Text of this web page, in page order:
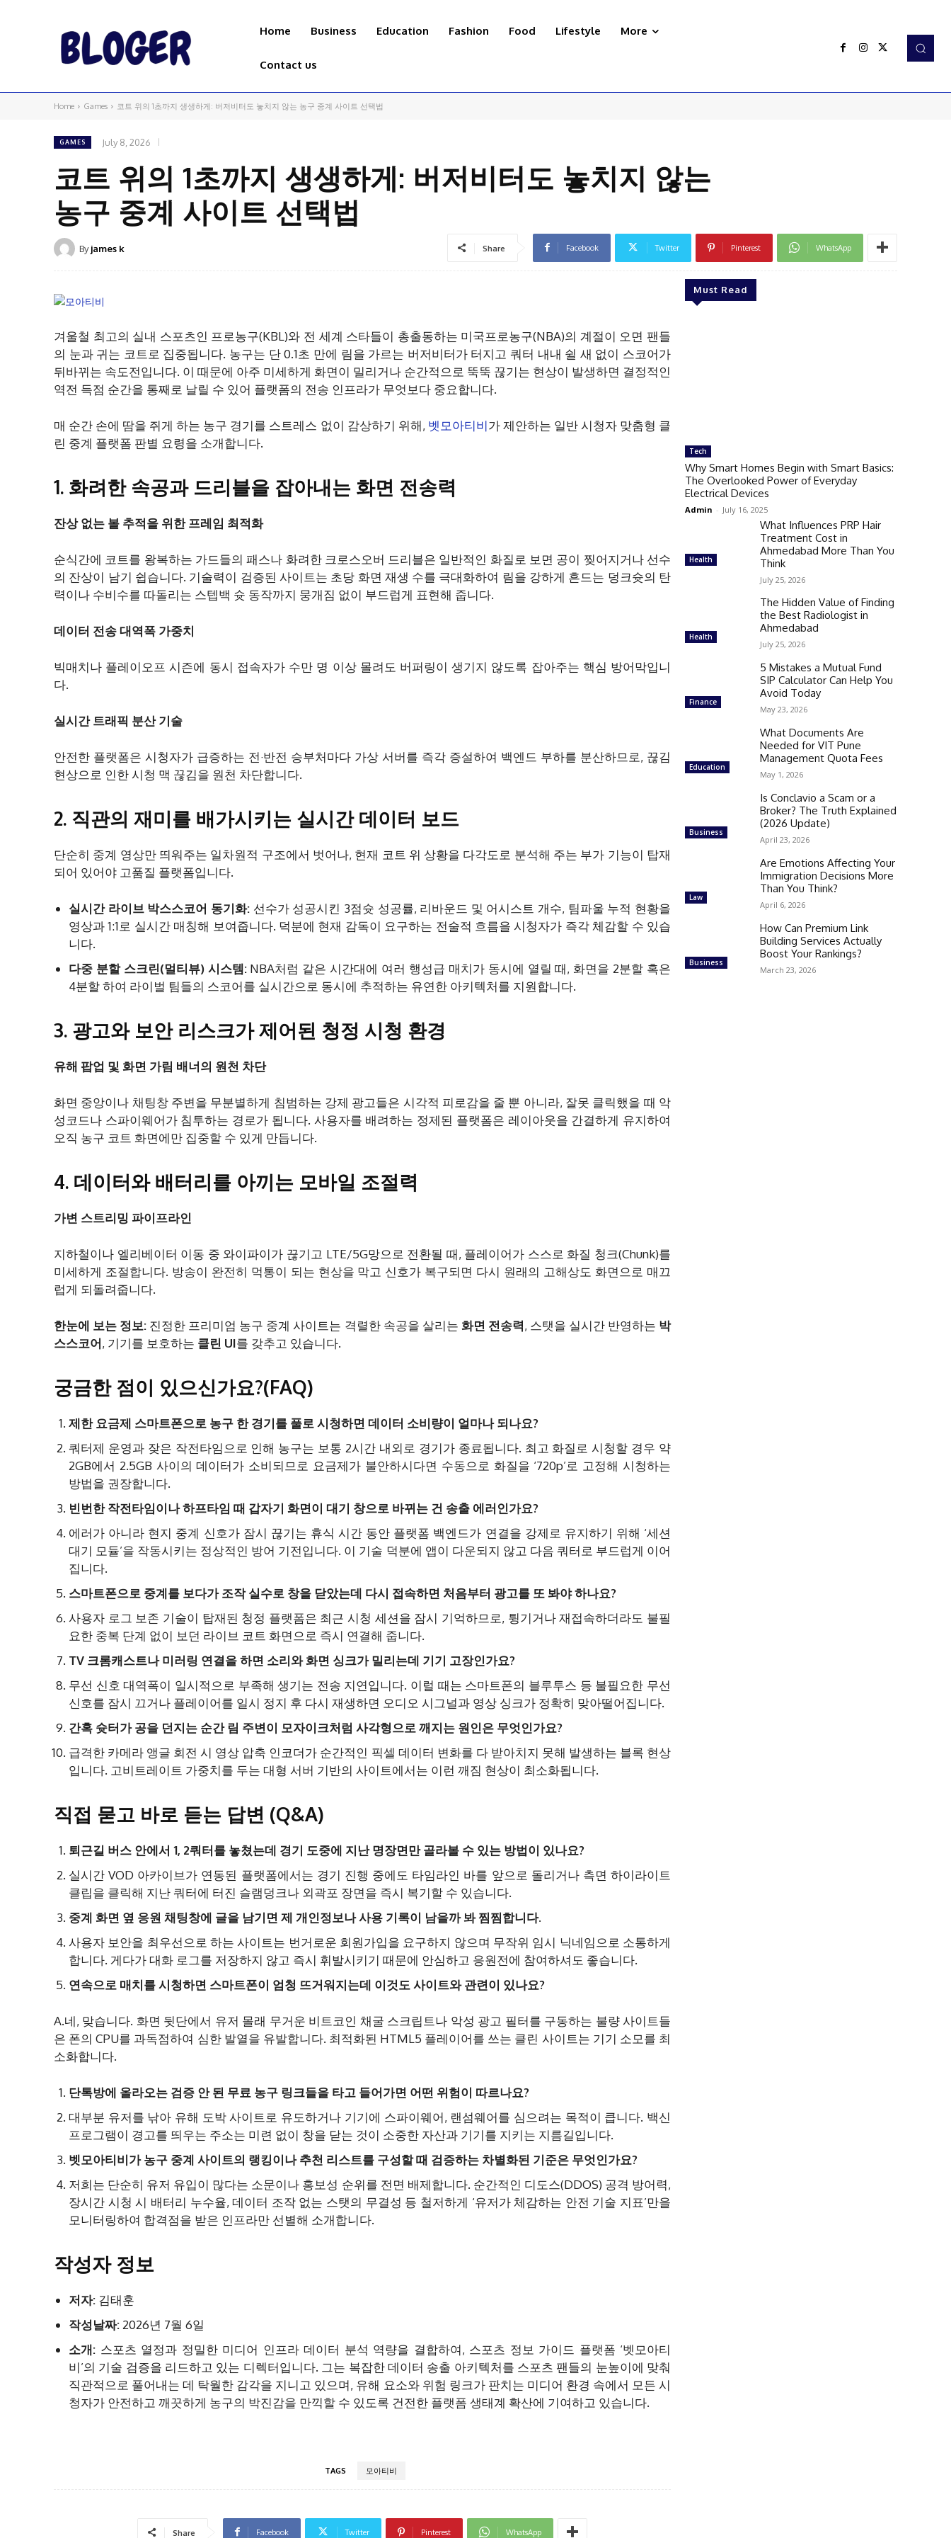
Home Business Education Fashion Food Lifestyle More
Contact us
Home Games 코트 위의 1초까지 생생하게: 버저비터도 놓치지 않는 농구 중계 사이트 선택법
GAMES July 8, 2026
코트 위의 1초까지 생생하게: 버저비터도 놓치지 않는
농구 중계 사이트 선택법
By james k Share Facebook Twitter Pinterest WhatsApp
겨울철 최고의 실내 스포츠인 프로농구(KBL)와 전 세계 스타들이 총출동하는 미국프로농구(NBA)의 계절이 오면 팬들
의 눈과 귀는 코트로 집중됩니다. 농구는 단 0.1초 만에 림을 가르는 버저비터가 터지고 쿼터 내내 쉴 새 없이 스코어가
뒤바뀌는 속도전입니다. 이 때문에 아주 미세하게 화면이 밀리거나 순간적으로 뚝뚝 끊기는 현상이 발생하면 결정적인
역전 득점 순간을 통째로 날릴 수 있어 플랫폼의 전송 인프라가 무엇보다 중요합니다.
매 순간 손에 땀을 쥐게 하는 농구 경기를 스트레스 없이 감상하기 위해, 벳모아티비가 제안하는 일반 시청자 맞춤형 클
린 중계 플랫폼 판별 요령을 소개합니다.
1. 화려한 속공과 드리블을 잡아내는 화면 전송력
잔상 없는 볼 추적을 위한 프레임 최적화
순식간에 코트를 왕복하는 가드들의 패스나 화려한 크로스오버 드리블은 일반적인 화질로 보면 공이 찢어지거나 선수
의 잔상이 남기 쉽습니다. 기술력이 검증된 사이트는 초당 화면 재생 수를 극대화하여 림을 강하게 흔드는 덩크슛의 탄
력이나 수비수를 따돌리는 스텝백 슛 동작까지 뭉개짐 없이 부드럽게 표현해 줍니다.
데이터 전송 대역폭 가중치
빅매치나 플레이오프 시즌에 동시 접속자가 수만 명 이상 몰려도 버퍼링이 생기지 않도록 잡아주는 핵심 방어막입니
다.
실시간 트래픽 분산 기술
안전한 플랫폼은 시청자가 급증하는 전·반전 승부처마다 가상 서버를 즉각 증설하여 백엔드 부하를 분산하므로, 끊김
현상으로 인한 시청 맥 끊김을 원천 차단합니다.
2. 직관의 재미를 배가시키는 실시간 데이터 보드
단순히 중계 영상만 띄워주는 일차원적 구조에서 벗어나, 현재 코트 위 상황을 다각도로 분석해 주는 부가 기능이 탑재
되어 있어야 고품질 플랫폼입니다.
실시간 라이브 박스스코어 동기화:선수가 성공시킨 3점슛 성공률, 리바운드 및 어시스트 개수, 팀파울 누적 현황을
영상과 1:1로 실시간 매칭해 보여줍니다. 덕분에 현재 감독이 요구하는 전술적 흐름을 시청자가 즉각 체감할 수 있습
니다.
다중 분할 스크린(멀티뷰) 시스템:NBA처럼 같은 시간대에 여러 행성급 매치가 동시에 열릴 때, 화면을 2분할 혹은
4분할 하여 라이벌 팀들의 스코어를 실시간으로 동시에 추적하는 유연한 아키텍처를 지원합니다.
3. 광고와 보안 리스크가 제어된 청정 시청 환경
유해 팝업 및 화면 가림 배너의 원천 차단
화면 중앙이나 채팅창 주변을 무분별하게 침범하는 강제 광고들은 시각적 피로감을 줄 뿐 아니라, 잘못 클릭했을 때 악
성코드나 스파이웨어가 침투하는 경로가 됩니다. 사용자를 배려하는 정제된 플랫폼은 레이아웃을 간결하게 유지하여
오직 농구 코트 화면에만 집중할 수 있게 만듭니다.
4. 데이터와 배터리를 아끼는 모바일 조절력
가변 스트리밍 파이프라인
지하철이나 엘리베이터 이동 중 와이파이가 끊기고 LTE/5G망으로 전환될 때, 플레이어가 스스로 화질 청크(Chunk)를
미세하게 조절합니다. 방송이 완전히 먹통이 되는 현상을 막고 신호가 복구되면 다시 원래의 고해상도 화면으로 매끄
럽게 되돌려줍니다.
한눈에 보는 정보: 진정한 프리미엄 농구 중계 사이트는 격렬한 속공을 살리는 화면 전송력, 스탯을 실시간 반영하는 박
스스코어, 기기를 보호하는 클린 UI를 갖추고 있습니다.
궁금한 점이 있으신가요?(FAQ)
제한 요금제 스마트폰으로 농구 한 경기를 풀로 시청하면 데이터 소비량이 얼마나 되나요?
쿼터제 운영과 잦은 작전타임으로 인해 농구는 보통 2시간 내외로 경기가 종료됩니다. 최고 화질로 시청할 경우 약
2GB에서 2.5GB 사이의 데이터가 소비되므로 요금제가 불안하시다면 수동으로 화질을 ‘720p’로 고정해 시청하는
방법을 권장합니다.
빈번한 작전타임이나 하프타임 때 갑자기 화면이 대기 창으로 바뀌는 건 송출 에러인가요?
에러가 아니라 현지 중계 신호가 잠시 끊기는 휴식 시간 동안 플랫폼 백엔드가 연결을 강제로 유지하기 위해 ‘세션
대기 모듈’을 작동시키는 정상적인 방어 기전입니다. 이 기술 덕분에 앱이 다운되지 않고 다음 쿼터로 부드럽게 이어
집니다.
스마트폰으로 중계를 보다가 조작 실수로 창을 닫았는데 다시 접속하면 처음부터 광고를 또 봐야 하나요?
사용자 로그 보존 기술이 탑재된 청정 플랫폼은 최근 시청 세션을 잠시 기억하므로, 튕기거나 재접속하더라도 불필
요한 중복 단계 없이 보던 라이브 코트 화면으로 즉시 연결해 줍니다.
TV 크롬캐스트나 미러링 연결을 하면 소리와 화면 싱크가 밀리는데 기기 고장인가요?
무선 신호 대역폭이 일시적으로 부족해 생기는 전송 지연입니다. 이럴 때는 스마트폰의 블루투스 등 불필요한 무선
신호를 잠시 끄거나 플레이어를 일시 정지 후 다시 재생하면 오디오 시그널과 영상 싱크가 정확히 맞아떨어집니다.
간혹 슛터가 공을 던지는 순간 림 주변이 모자이크처럼 사각형으로 깨지는 원인은 무엇인가요?
급격한 카메라 앵글 회전 시 영상 압축 인코더가 순간적인 픽셀 데이터 변화를 다 받아치지 못해 발생하는 블록 현상
입니다. 고비트레이트 가중치를 두는 대형 서버 기반의 사이트에서는 이런 깨짐 현상이 최소화됩니다.
직접 묻고 바로 듣는 답변 (Q&A)
퇴근길 버스 안에서 1, 2쿼터를 놓쳤는데 경기 도중에 지난 명장면만 골라볼 수 있는 방법이 있나요?
실시간 VOD 아카이브가 연동된 플랫폼에서는 경기 진행 중에도 타임라인 바를 앞으로 돌리거나 측면 하이라이트
클립을 클릭해 지난 쿼터에 터진 슬램덩크나 외곽포 장면을 즉시 복기할 수 있습니다.
중계 화면 옆 응원 채팅창에 글을 남기면 제 개인정보나 사용 기록이 남을까 봐 찜찜합니다.
사용자 보안을 최우선으로 하는 사이트는 번거로운 회원가입을 요구하지 않으며 무작위 임시 닉네임으로 소통하게
합니다. 게다가 대화 로그를 저장하지 않고 즉시 휘발시키기 때문에 안심하고 응원전에 참여하셔도 좋습니다.
연속으로 매치를 시청하면 스마트폰이 엄청 뜨거워지는데 이것도 사이트와 관련이 있나요?
A.네, 맞습니다. 화면 뒷단에서 유저 몰래 무거운 비트코인 채굴 스크립트나 악성 광고 필터를 구동하는 불량 사이트들
은 폰의 CPU를 과독점하여 심한 발열을 유발합니다. 최적화된 HTML5 플레이어를 쓰는 클린 사이트는 기기 소모를 최
소화합니다.
단톡방에 올라오는 검증 안 된 무료 농구 링크들을 타고 들어가면 어떤 위험이 따르나요?
대부분 유저를 낚아 유해 도박 사이트로 유도하거나 기기에 스파이웨어, 랜섬웨어를 심으려는 목적이 큽니다. 백신
프로그램이 경고를 띄우는 주소는 미련 없이 창을 닫는 것이 소중한 자산과 기기를 지키는 지름길입니다.
벳모아티비가 농구 중계 사이트의 랭킹이나 추천 리스트를 구성할 때 검증하는 차별화된 기준은 무엇인가요?
저희는 단순히 유저 유입이 많다는 소문이나 홍보성 순위를 전면 배제합니다. 순간적인 디도스(DDOS) 공격 방어력,
장시간 시청 시 배터리 누수율, 데이터 조작 없는 스탯의 무결성 등 철저하게 ‘유저가 체감하는 안전 기술 지표’만을
모니터링하여 합격점을 받은 인프라만 선별해 소개합니다.
작성자 정보
저자: 김태훈
작성날짜: 2026년 7월 6일
소개: 스포츠 열정과 정밀한 미디어 인프라 데이터 분석 역량을 결합하여, 스포츠 정보 가이드 플랫폼 ‘벳모아티
비’의 기술 검증을 리드하고 있는 디렉터입니다. 그는 복잡한 데이터 송출 아키텍처를 스포츠 팬들의 눈높이에 맞춰
직관적으로 풀어내는 데 탁월한 감각을 지니고 있으며, 유해 요소와 위험 링크가 판치는 미디어 환경 속에서 모든 시
청자가 안전하고 깨끗하게 농구의 박진감을 만끽할 수 있도록 건전한 플랫폼 생태계 확산에 기여하고 있습니다.
TAGS 모아티비
Share Facebook Twitter Pinterest WhatsApp
Must Read
Tech
Why Smart Homes Begin with Smart Basics:
The Overlooked Power of Everyday
Electrical Devices
Admin - July 16, 2025
Health
What Influences PRP Hair
Treatment Cost in
Ahmedabad More Than You
Think
July 25, 2026
Health
The Hidden Value of Finding
the Best Radiologist in
Ahmedabad
July 25, 2026
Finance
5 Mistakes a Mutual Fund
SIP Calculator Can Help You
Avoid Today
May 23, 2026
Education
What Documents Are
Needed for VIT Pune
Management Quota Fees
May 1, 2026
Business
Is Conclavio a Scam or a
Broker? The Truth Explained
(2026 Update)
April 23, 2026
Law
Are Emotions Affecting Your
Immigration Decisions More
Than You Think?
April 6, 2026
Business
How Can Premium Link
Building Services Actually
Boost Your Rankings?
March 23, 2026